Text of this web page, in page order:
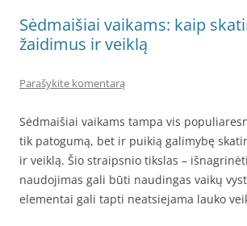
Sėdmaišiai vaikams: kaip
žaidimus ir veiklą
Parašykite komentarą
Sėdmaišiai vaikams tampa vis
tik patogumą, bet ir puikią galimybę
ir veiklą. Šio straipsnio tikslas –
naudojimas gali būti naudingas vaikų
elementai gali tapti neatsiejama lauko